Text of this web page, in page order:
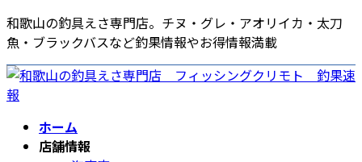
コ
ン
テ
ン
ツ
ナ
ビ
ゲ
ー
シ
和歌山の釣具えさ専門店。チヌ・グレ・アオリイカ・太刀
魚・ブラックバスなど釣果情報やお得情報満載
ホーム
店舗情報